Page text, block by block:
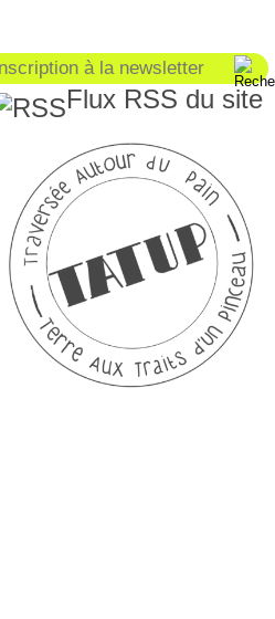
Flux RSS du site